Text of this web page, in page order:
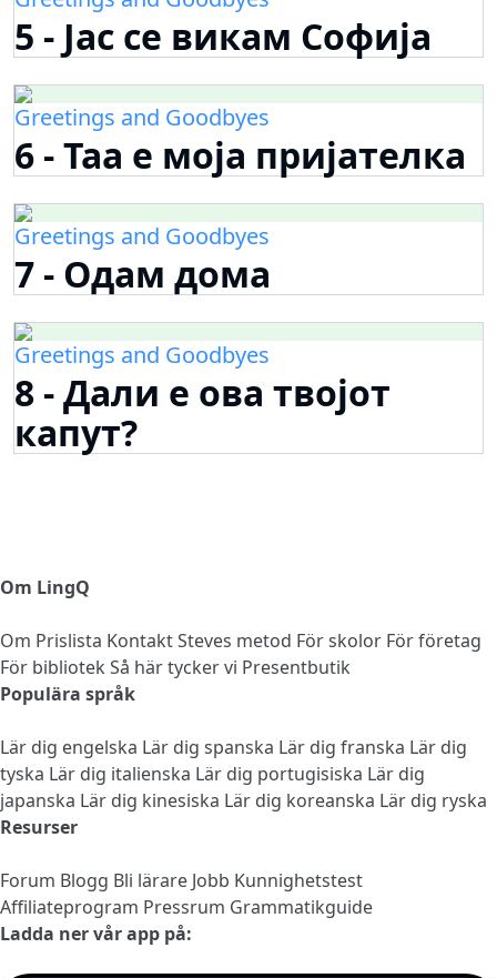
5 - Јас се викам Софија
Greetings and Goodbyes
6 - Таа е моја пријателка
Greetings and Goodbyes
7 - Одам дома
Greetings and Goodbyes
8 - Дали е ова твојот
капут?
Om LingQ
Om Prislista KontaktSteves metod För skolor För företag
För bibliotek Så här tycker vi Presentbutik
Populära språk
Lär dig engelska Lär dig spanska Lär dig franska Lär dig
tyska Lär dig italienska Lär dig portugisiska Lär dig
japanska Lär dig kinesiska Lär dig koreanska Lär dig ryska
Resurser
Forum Blogg Bli lärare Jobb Kunnighetstest
Affiliateprogram Pressrum Grammatikguide
Ladda ner vår app på: